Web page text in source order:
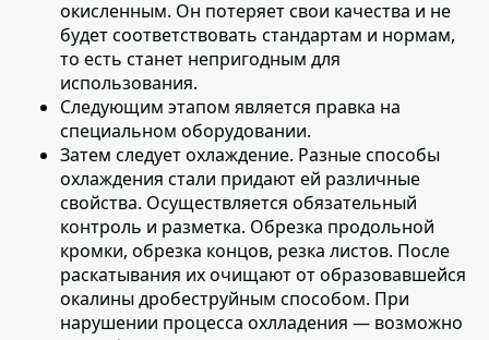
окисленным. Он потеряет свои качества и не
будет соответствовать стандартам и нормам,
то есть станет непригодным для
использования.
Следующим этапом является правка на
специальном оборудовании.
Затем следует охлаждение. Разные способы
охлаждения стали придают ей различные
свойства. Осуществляется обязательный
контроль и разметка. Обрезка продольной
кромки, обрезка концов, резка листов. После
раскатывания их очищают от образовавшейся
окалины дробеструйным способом. При
нарушении процесса охлладения — возможно